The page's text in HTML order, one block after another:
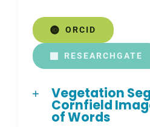
ORCID
RESEARCHGATE
Vegetation
Cornfield
of Words